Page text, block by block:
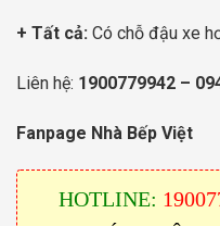
+ Tất cả: Có chỗ đậu xe
Liên hệ: 1900779942 –
Fanpage Nhà Bếp Việt
HOTLINE: